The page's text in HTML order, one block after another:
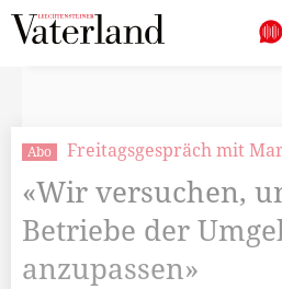
Abo Freitagsgespräch mit
«Wir versuchen,
Betriebe der
anzupassen»